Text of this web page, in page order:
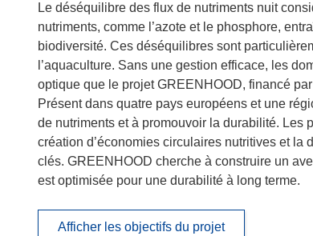
Le déséquilibre des flux de nutriments nuit
nutriments, comme l’azote et le phosphore,
biodiversité. Ces déséquilibres sont
l’aquaculture. Sans une gestion efficace, les
optique que le projet GREENHOOD, financé
Présent dans quatre pays européens et une
de nutriments et à promouvoir la durabilité. Les
création d’économies circulaires nutritives et
clés. GREENHOOD cherche à construire un
est optimisée pour une durabilité à long terme.
Afficher les objectifs du projet